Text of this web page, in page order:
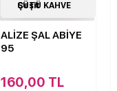
10Çeşit
SÜTÜ KAHVE Çeşit
ALİZE ŞAL ABİYE
95
160,00 TL